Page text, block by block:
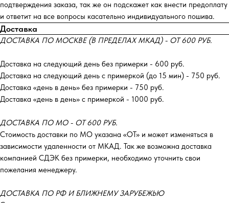
подтверждения заказа, так же он подскажет как внести предоплату
и ответит на все вопросы касательно индивидуального пошива.
Доставка
ДОСТАВКА ПО МОСКВЕ (В ПРЕДЕЛАХ МКАД) - ОТ 600 РУБ.
Доставка на следующий день без примерки - 600 руб.
Доставка на следующий день с примеркой (до 15 мин) - 750 руб.
Доставка «день в день» без примерки - 750 руб.
Доставка «день в день» с примеркой - 1000 руб.
ДОСТАВКА ПО МО - ОТ 600 РУБ.
Стоимость доставки по МО указана «ОТ»‎ и может изменяться в
зависимости удаленности от МКАД. Так же возможна доставка
компанией СДЭК без примерки, необходимо уточнить свои
пожелания менеджеру.
ДОСТАВКА ПО РФ И БЛИЖНЕМУ ЗАРУБЕЖЬЮ